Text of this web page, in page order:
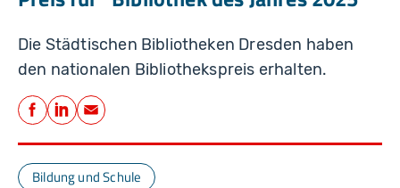
Die Städtischen Bibliotheken Dresden haben
den nationalen Bibliothekspreis erhalten.
Teilen
Facebook
LinkedIn
E-Mail
Bildung und Schule
d